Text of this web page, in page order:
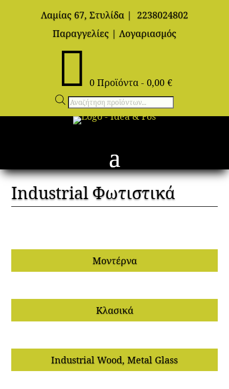
Λαμίας 67, Στυλίδα |
2238024802
Παραγγελίες | Λογαριασμός
 0 Προϊόντα - 0,00 €
Αναζήτηση
προϊόντων
Industrial Φωτιστικά
Μοντέρνα
Κλασικά
Industrial Wood, Metal Glass